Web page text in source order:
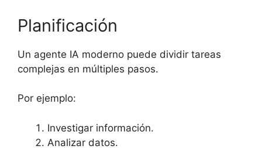
Planificación
Un agente IA moderno puede dividir tareas
complejas en múltiples pasos.
Por ejemplo:
Investigar información.
Analizar datos.